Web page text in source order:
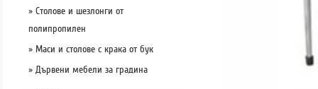
» Столове и шезлонги от
полипропилен
» Маси и столове с крака от бук
» Дървени мебели за градина